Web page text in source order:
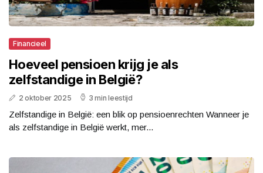
Financieel
Hoeveel pensioen krijg je als
zelfstandige in België?
2 oktober 2025 3 min leestijd
Zelfstandige in België: een blik op pensioenrechten Wanneer je
als zelfstandige in België werkt, mer...